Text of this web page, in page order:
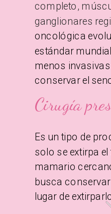
completo,
ganglionares
oncológica
estándar
menos
conservar el
Es un tipo de
solo se extirpa
mamario
busca
lugar de